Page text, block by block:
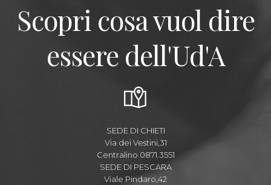
Scopri cosa vuol dire
essere dell'Ud'A
SEDE DI CHIETI
Via dei Vestini,31
Centralino 0871.3551
SEDE DI PESCARA
Viale Pindaro,42